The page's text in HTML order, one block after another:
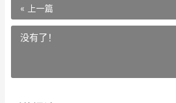
« 上一篇
没有了！